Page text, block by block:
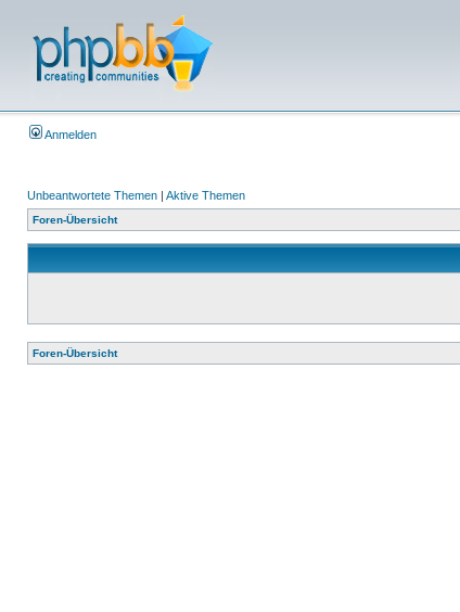
Anmelden
Unbeantwortete Themen | Aktive Themen
Foren-Übersicht
Foren-Übersicht